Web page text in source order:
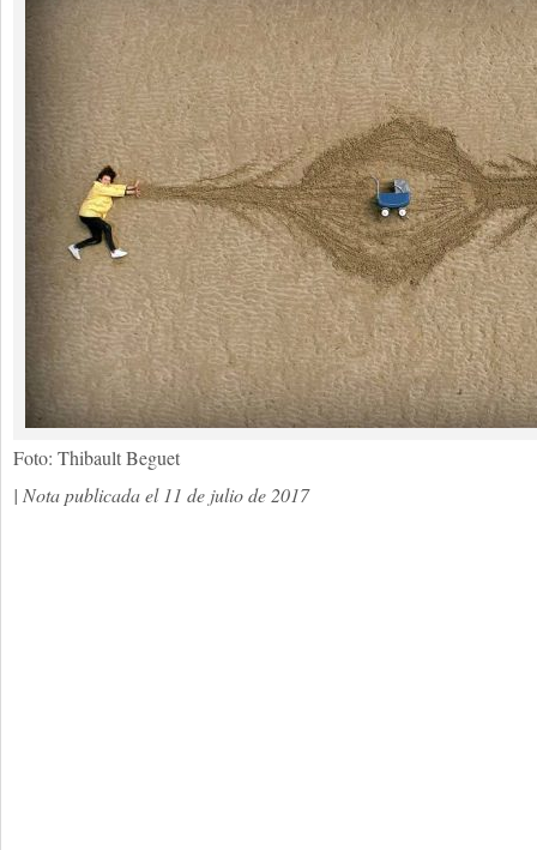
Foto: Thibault Beguet
| Nota publicada el 11 de julio de 2017